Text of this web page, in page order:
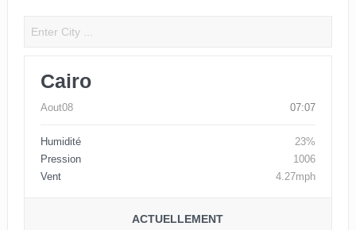
Cairo
Aout08 07:07
Humidité
23%
Pression
1006
Vent
4.27mph
ACTUELLEMENT